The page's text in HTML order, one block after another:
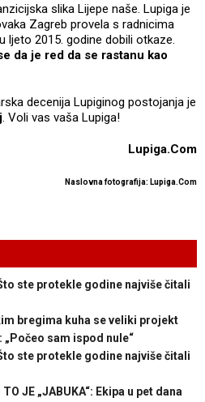
slika Lijepe naše. Lupiga je
Zagreb provela s radnicima
ljeto 2015. godine dobili otkaze.
da je red da se rastanu kao
decenija Lupiginog postojanja je
. Voli vas vaša Lupiga!
Lupiga.Com
Naslovna fotografija: Lupiga.Com
Što ste protekle godine najviše čitali
bregima kuha se veliki projekt
„Počeo sam ispod nule“
Što ste protekle godine najviše čitali
JE „JABUKA“: Ekipa u pet dana